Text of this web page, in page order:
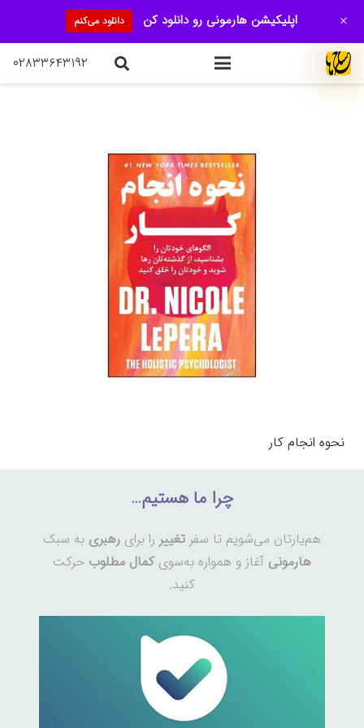
۰۲۸۳۳۶۴۳۱۹۲
نحوه انجام کار
چرا ما هستیم…
هم‌یارتان می‌شویم تا سفر تغییر را برای رهبری به سبک
هارمونی آغاز و همواره به‌سوی کمال مطلوب حرکت
کنید.
اپلیکیشن هارمونی رو دانلود کن دانلود می‌کنم +